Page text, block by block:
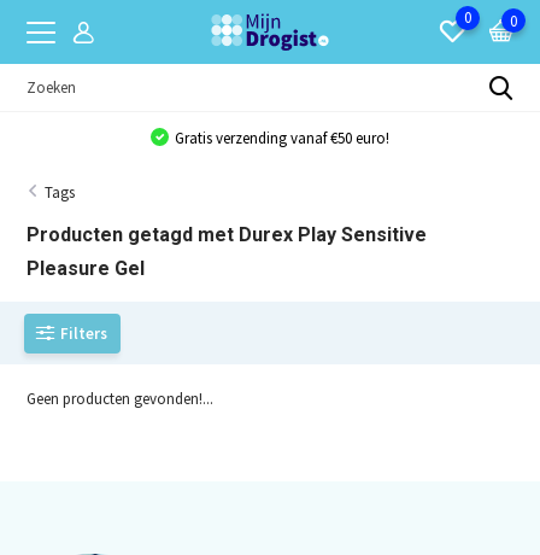
0 0
Gratis verzending vanaf €50 euro!
Tags
Producten getagd met Durex Play Sensitive
Pleasure Gel
Filters
Geen producten gevonden!...